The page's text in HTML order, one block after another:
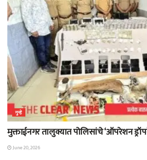
गुन्हे
मुक्ताईनगर तालुक्यात पोलिसांचे ‘ऑपरेशन
June 20, 2026